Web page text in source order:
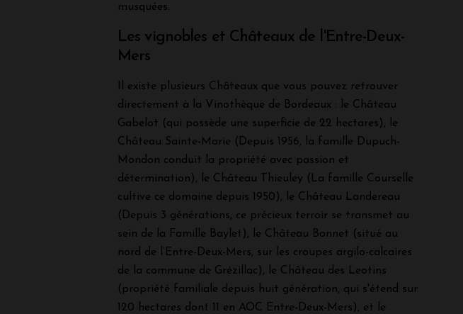
musquées.
Les vignobles et Châteaux de l'Entre-Deux-
Mers
Il existe plusieurs Châteaux que vous pouvez retrouver
directement à la Vinothèque de Bordeaux : le Château
Gabelot (qui possède une superficie de 22 hectares), le
Château Sainte-Marie (Depuis 1956, la famille Dupuch-
Mondon conduit la propriété avec passion et
détermination), le Château Thieuley (La famille Courselle
cultive ce domaine depuis 1950), le Château Landereau
(Depuis 3 générations, ce précieux terroir se transmet au
sein de la Famille Baylet), le Château Bonnet (situé au
nord de l’Entre-Deux-Mers, sur les croupes argilo-calcaires
de la commune de Grézillac), le Château des Leotins
(propriété familiale depuis huit génération, qui s'étend sur
120 hectares dont 11 en AOC Entre-Deux-Mers), et le